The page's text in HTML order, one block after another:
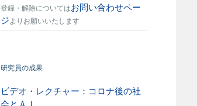
登録・解除についてはお問い合わせペー
ジよりお願いいたします
研究員の成果
ビデオ・レクチャー：コロナ後の社
会とＡＩ